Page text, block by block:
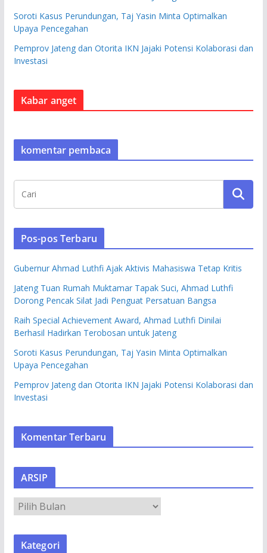
Soroti Kasus Perundungan, Taj Yasin Minta Optimalkan
Upaya Pencegahan
Pemprov Jateng dan Otorita IKN Jajaki Potensi Kolaborasi dan
Investasi
Kabar anget
komentar pembaca
Pos-pos Terbaru
Gubernur Ahmad Luthfi Ajak Aktivis Mahasiswa Tetap Kritis
Jateng Tuan Rumah Muktamar Tapak Suci, Ahmad Luthfi
Dorong Pencak Silat Jadi Penguat Persatuan Bangsa
Raih Special Achievement Award, Ahmad Luthfi Dinilai
Berhasil Hadirkan Terobosan untuk Jateng
Soroti Kasus Perundungan, Taj Yasin Minta Optimalkan
Upaya Pencegahan
Pemprov Jateng dan Otorita IKN Jajaki Potensi Kolaborasi dan
Investasi
Komentar Terbaru
ARSIP
R
S
Kategori